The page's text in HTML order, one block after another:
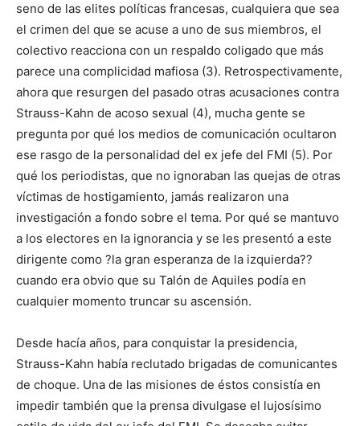
seno de las elites políticas francesas, cualquiera que sea
el crimen del que se acuse a uno de sus miembros, el
colectivo reacciona con un respaldo coligado que más
parece una complicidad mafiosa (3). Retrospectivamente,
ahora que resurgen del pasado otras acusaciones contra
Strauss-Kahn de acoso sexual (4), mucha gente se
pregunta por qué los medios de comunicación ocultaron
ese rasgo de la personalidad del ex jefe del FMI (5). Por
qué los periodistas, que no ignoraban las quejas de otras
víctimas de hostigamiento, jamás realizaron una
investigación a fondo sobre el tema. Por qué se mantuvo
a los electores en la ignorancia y se les presentó a este
dirigente como ?la gran esperanza de la izquierda??
cuando era obvio que su Talón de Aquiles podía en
cualquier momento truncar su ascensión.
Desde hacía años, para conquistar la presidencia,
Strauss-Kahn había reclutado brigadas de comunicantes
de choque. Una de las misiones de éstos consistía en
impedir también que la prensa divulgase el lujosísimo